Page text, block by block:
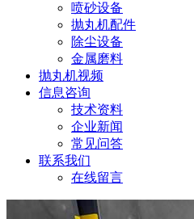
喷砂设备
抛丸机配件
除尘设备
金属磨料
抛丸机视频
信息咨询
技术资料
企业新闻
常见问答
联系我们
在线留言